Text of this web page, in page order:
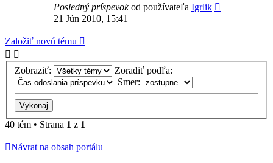
Posledný príspevokod používateľa Igrlik
21 Jún 2010, 15:41
Založiť novú tému
Zobraziť:
Zoradiť podľa:
Smer:
40 tém • Strana 1 z 1
Návrat na obsah portálu